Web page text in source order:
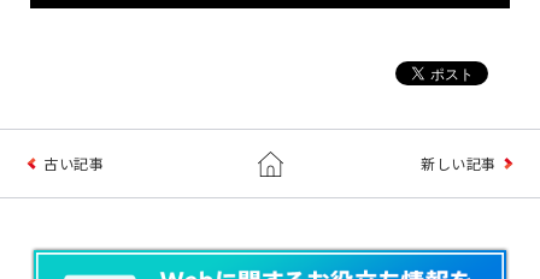
古い記事 新しい記事